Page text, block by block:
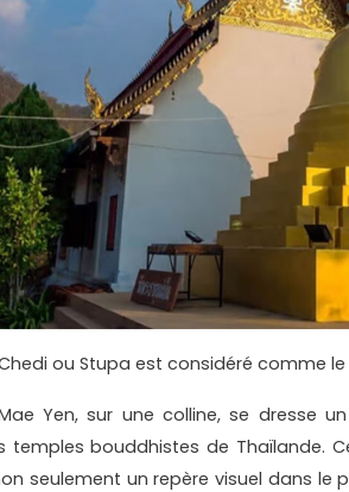
ou Stupa est considéré comme
Yen, sur une colline, se dresse
temples bouddhistes de Thaïlande.
seulement un repère visuel dans le